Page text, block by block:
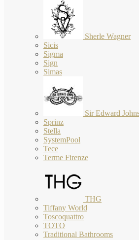
Sherle Wagner
Sicis
Sigma
Sign
Simas
Sir Edward
Sprinz
Stella
SystemPool
Tece
Terme Firenze
THG
Tiffany World
Toscoquattro
TOTO
Traditional Bathrooms